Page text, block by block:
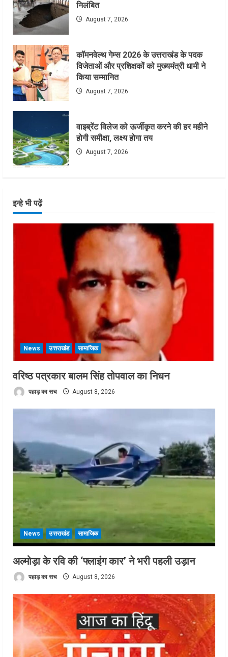
निलंबित
August 7, 2026
कॉमनवेल्थ गेम्स 2026 के उत्तराखंड के पदक
विजेताओं और प्रशिक्षकों को मुख्यमंत्री धामी ने
किया सम्मानित
August 7, 2026
वाइब्रेंट विलेज को ऊर्जीकृत करने की हर महीने
होगी समीक्षा, लक्ष्य होगा तय
August 7, 2026
इन्हे भी पढ़ें
News उत्तराखंड सामाजिक
वरिष्ठ पत्रकार बालम सिंह तोपवाल का निधन
पहाड़ का सच August 8, 2026
News उत्तराखंड सामाजिक
अल्मोड़ा के रवि की ‘फ्लाइंग कार’ ने भरी पहली उड़ान
पहाड़ का सच August 8, 2026